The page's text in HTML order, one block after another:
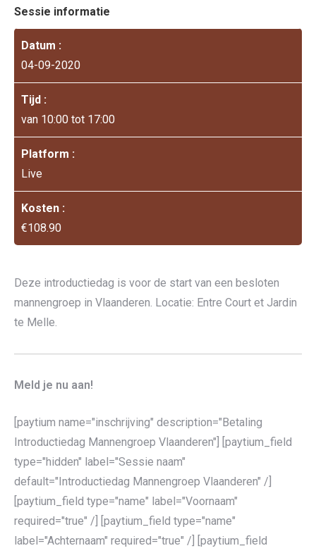
Sessie informatie
Datum :
04-09-2020
Tijd :
van 10:00 tot 17:00
Platform :
Live
Kosten :
€108.90
Deze introductiedag is voor de start van een besloten
mannengroep in Vlaanderen. Locatie: Entre Court et Jardin
te Melle.
Meld je nu aan!
[paytium name="inschrijving" description="Betaling
Introductiedag Mannengroep Vlaanderen"] [paytium_field
type="hidden" label="Sessie naam"
default="Introductiedag Mannengroep Vlaanderen" /]
[paytium_field type="name" label="Voornaam"
required="true" /] [paytium_field type="name"
label="Achternaam" required="true" /] [paytium_field